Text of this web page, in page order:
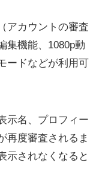
アカウントの審査
集機能、1080p動
ードなどが利用可
示名、プロフィー
再度審査されるま
示されなくなると